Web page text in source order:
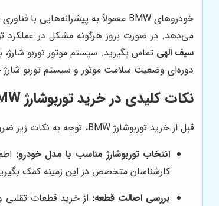
می‌دهد. در صورت بروز هرگونه مشکل در عملکرد
سیف الهی
دوره‌ای وضعیت سلامت موتور و سیستم توربو شارژ
نکات کلیدی در خرید توربوشارژ BMW
قبل از خرید توربوشارژ BMW، توجه به نکات زیر ضروری است:
انتخاب توربوشارژ مناسب با مدل خودرو:
کارشناسان متخصص در این زمینه کمک
بررسی اصالت قطعه: از خرید قطعات تقلبی